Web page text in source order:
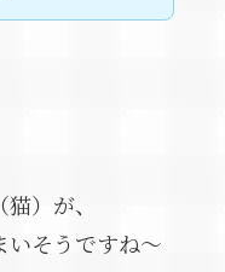
）が、
いそうですね～